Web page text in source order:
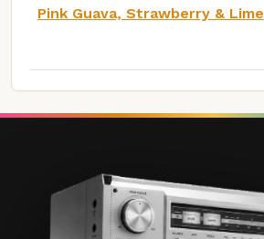
Pink Guava, Strawberry & Lime